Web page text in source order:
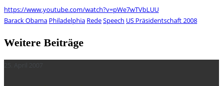
https://www.youtube.com/watch?v=pWe7wTVbLUU
Barack Obama Philadelphia RedeSpeech US Präsidentschaft 2008
Weitere Beiträge